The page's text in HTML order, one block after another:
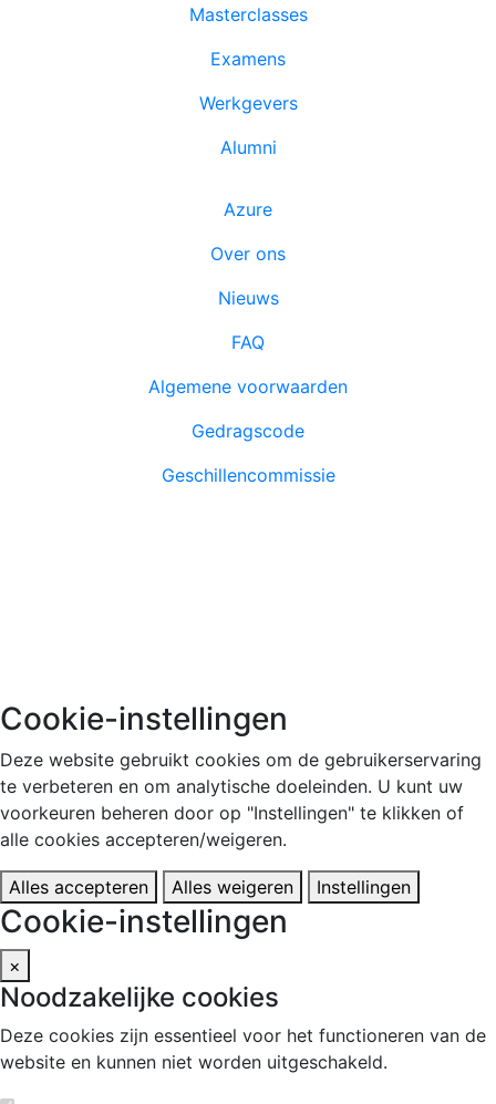
Masterclasses
Examens
Werkgevers
Alumni
Azure
Over ons
Nieuws
FAQ
Algemene voorwaarden
Gedragscode
Geschillencommissie
Cookie-instellingen
Deze website gebruikt cookies om de gebruikerservaring
te verbeteren en om analytische doeleinden. U kunt uw
voorkeuren beheren door op "Instellingen" te klikken of
alle cookies accepteren/weigeren.
Alles accepteren Alles weigeren Instellingen
Cookie-instellingen
×
Noodzakelijke cookies
Deze cookies zijn essentieel voor het functioneren van de
website en kunnen niet worden uitgeschakeld.